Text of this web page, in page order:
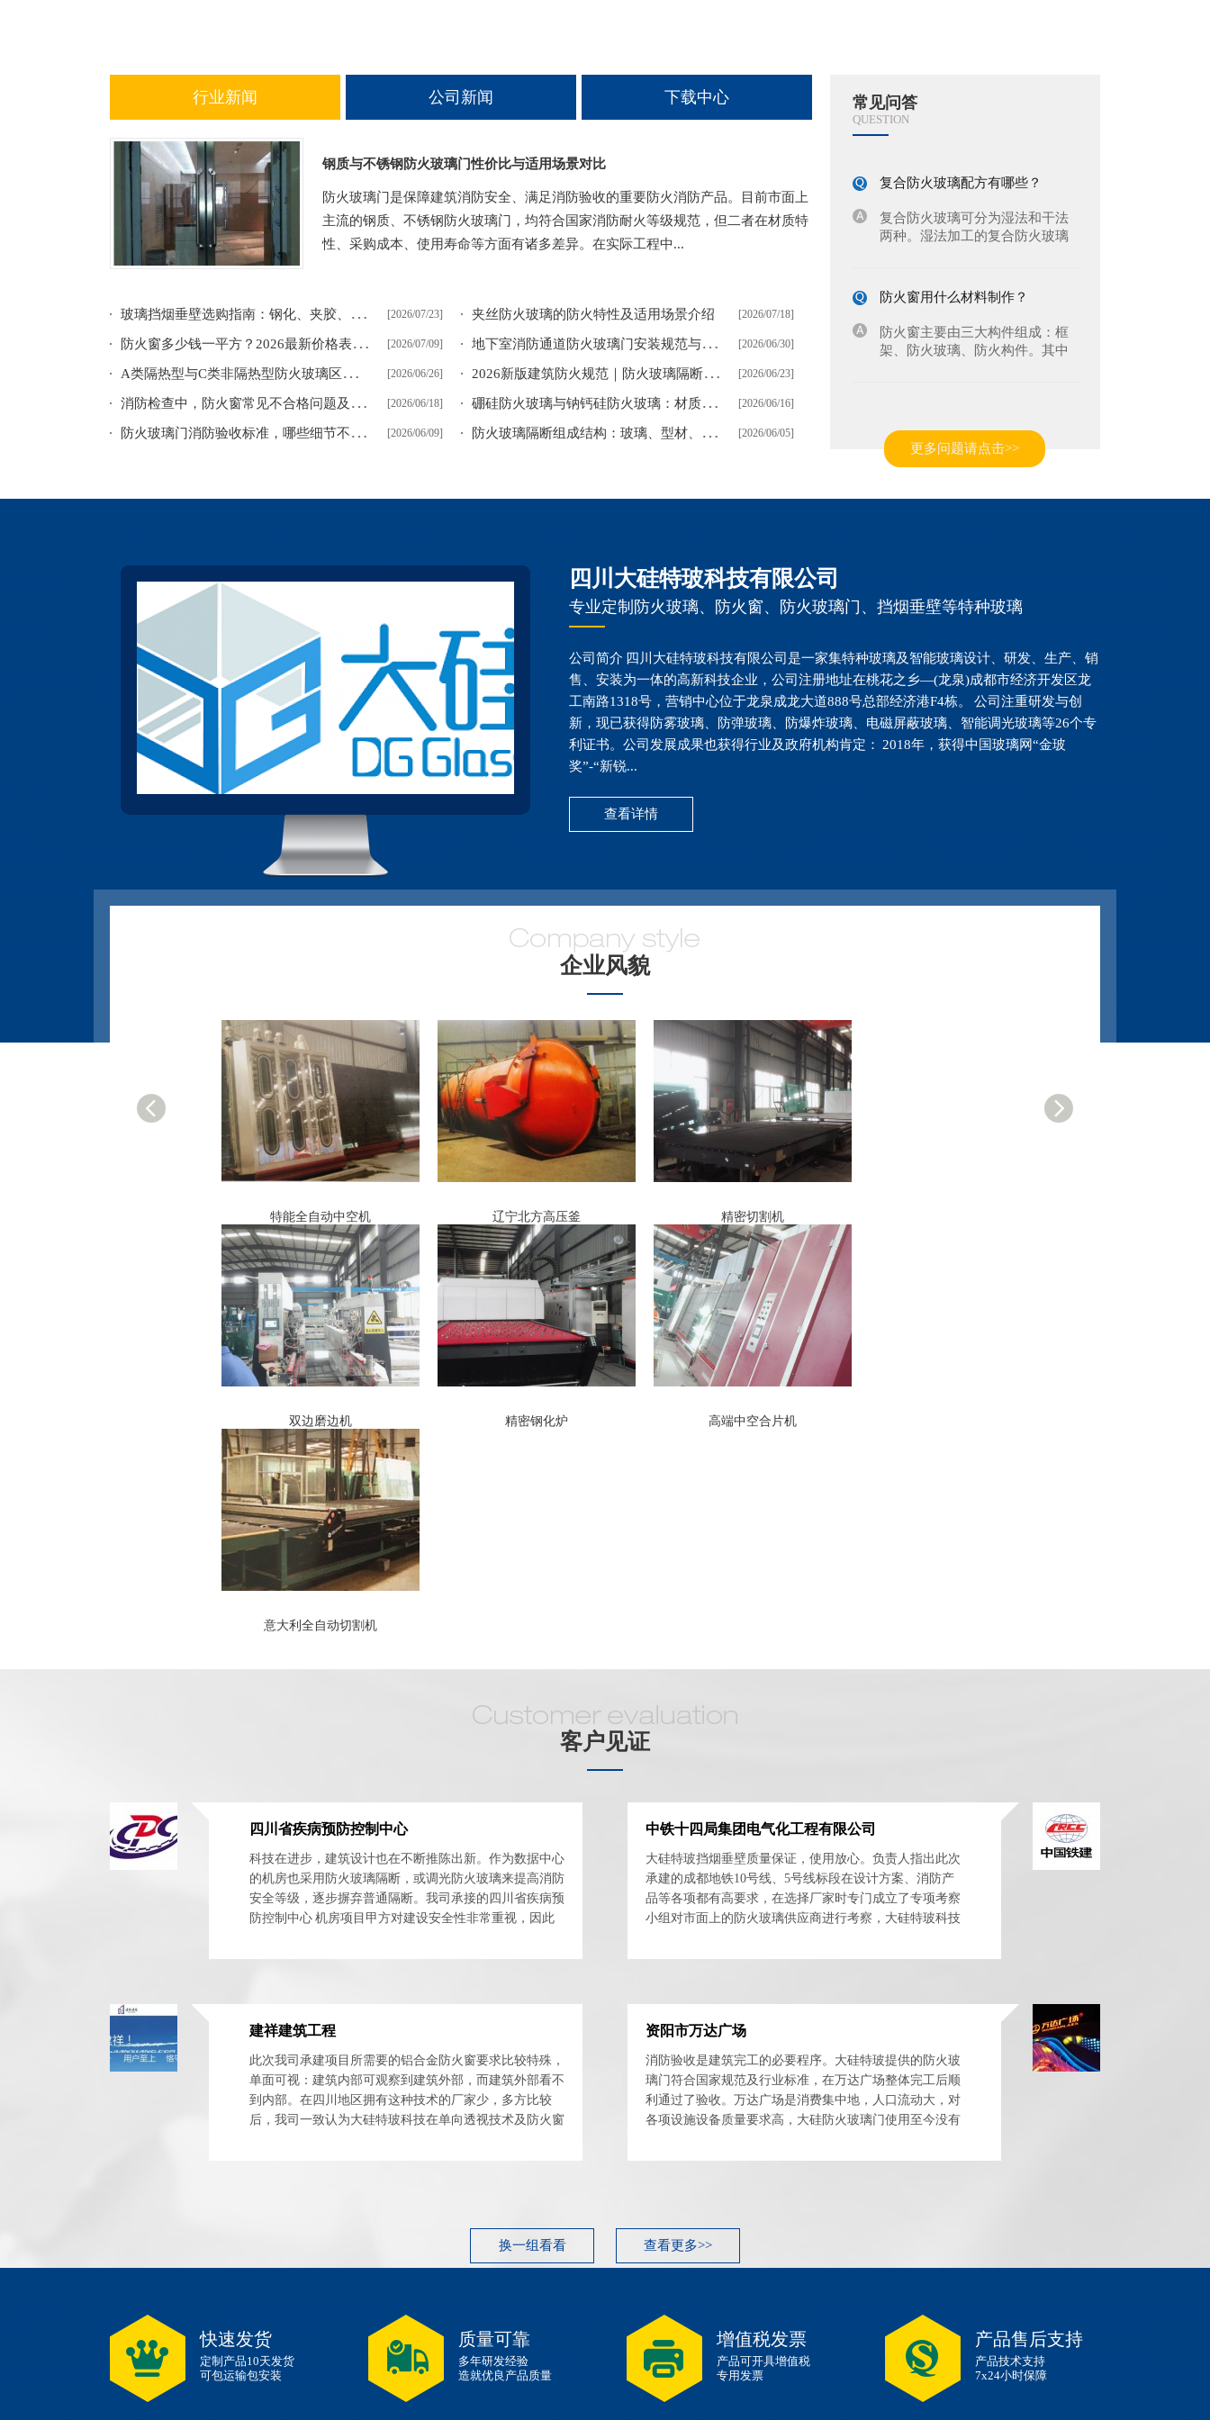
行业新闻 公司新闻 下载中心
钢质与不锈钢防火玻璃门性价比与适用场景对比
防火玻璃门是保障建筑消防安全、满足消防验收的重要防火消防产品。目前市面上
主流的钢质、不锈钢防火玻璃门，均符合国家消防耐火等级规范，但二者在材质特
性、采购成本、使用寿命等方面有诸多差异。在实际工程中...
[2026/07/23]
玻
璃挡烟垂壁选购指南：钢化、夹胶、夹丝，哪种更适配你的建筑？ [2026/07/18]
夹丝防火玻璃的防火特性及适用场景介绍
[2026/07/09]
防
火窗多少钱一平方？2026最新价格表及选购要点 [2026/06/30]
地
下室消防通道防火玻璃门安装规范与选型要点介绍
[2026/06/26]
A
类隔热型与C类非隔热型防火玻璃区别及选型指南 [2026/06/23]
2
026新版建筑防火规范｜防火玻璃隔断设计等级、框架、验收要求解读
[2026/06/18]
消
防检查中，防火窗常见不合格问题及整改方案 [2026/06/16]
硼
硅防火玻璃与钠钙硅防火玻璃：材质差异与性能对比
[2026/06/09]
防
火玻璃门消防验收标准，哪些细节不达标会验收不成功？ [2026/06/05]
防
火玻璃隔断组成结构：玻璃、型材、配件一样都不能少
常见问答
QUESTION
复合防火玻璃配方有哪些？
复合防火玻璃可分为湿法和干法
两种。湿法加工的复合防火玻璃
复合防火玻璃内部添加防火硅夹
胶而成。
防火窗用什么材料制作？
防火窗主要由三大构件组成：框
架、防火玻璃、防火构件。其中
防火玻璃门分为甲乙丙三类等
级。甲级主要用于设备室、机
建筑空间通道等；乙级主要用于
壁。刚性挡烟垂壁主要材料：防
火板、石膏板、钢板、防火玻璃
装的方式。柔性挡烟垂壁主要材
料为：防火布、硅胶布等，可采
用...
2008年之前，主要依据的是
GB16809-1997《钢质防火窗》，
这是对钢质防火窗的生产标准规
定。2008年之后，GB16809-
2008《耐火窗》颁发，增加了防
防火玻璃的耐火性能怎样？
更多问题请点击>>
四川大硅特玻科技有限公司
专业定制防火玻璃、防火窗、防火玻璃门、挡烟垂壁等特种玻璃
公司简介 四川大硅特玻科技有限公司是一家集特种玻璃及智能玻璃设计、研发、生产、销
售、安装为一体的高新科技企业，公司注册地址在桃花之乡—(龙泉)成都市经济开发区龙
工南路1318号，营销中心位于龙泉成龙大道888号总部经济港F4栋。 公司注重研发与创
新，现已获得防雾玻璃、防弹玻璃、防爆炸玻璃、电磁屏蔽玻璃、智能调光玻璃等26个专
利证书。公司发展成果也获得行业及政府机构肯定： 2018年，获得中国玻璃网“金玻
奖”-“新锐...
查看详情
企业风貌
特能全自动中空机 辽宁北方高压釜 精密切割机
双边磨边机 精密钢化炉 高端中空合片机
意大利全自动切割机
客户见证
四川省疾病预防控制中心
科技在进步，建筑设计也在不断推陈出新。作为数据中心
的机房也采用防火玻璃隔断，或调光防火玻璃来提高消防
安全等级，逐步摒弃普通隔断。我司承接的四川省疾病预
防控制中心 机房项目甲方对建设安全性非常重视，因此
中铁十四局集团电气化工程有限公司
大硅特玻挡烟垂壁质量保证，使用放心。负责人指出此次
承建的成都地铁10号线、5号线标段在设计方案、消防产
品等各项都有高要求，在选择厂家时专门成立了专项考察
小组对市面上的防火玻璃供应商进行考察，大硅特玻科技
建祥建筑工程
此次我司承建项目所需要的铝合金防火窗要求比较特殊，
单面可视：建筑内部可观察到建筑外部，而建筑外部看不
到内部。在四川地区拥有这种技术的厂家少，多方比较
后，我司一致认为大硅特玻科技在单向透视技术及防火窗
资阳市万达广场
消防验收是建筑完工的必要程序。大硅特玻提供的防火玻
璃门符合国家规范及行业标准，在万达广场整体完工后顺
利通过了验收。万达广场是消费集中地，人口流动大，对
各项设施设备质量要求高，大硅防火玻璃门使用至今没有
换一组看看 查看更多>>
快速发货
定制产品10天发货
可包运输包安装
质量可靠
多年研发经验
造就优良产品质量
增值税发票
产品可开具增值税
专用发票
产品售后支持
产品技术支持
7x24小时保障